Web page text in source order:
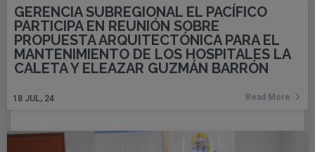
GERENCIA SUBREGIONAL EL PACÍFICO
PARTICIPA EN REUNIÓN SOBRE
PROPUESTA ARQUITECTÓNICA PARA EL
MANTENIMIENTO DE LOS HOSPITALES LA
CALETA Y ELEAZAR GUZMÁN BARRÓN
18 JUL, 24 Read More